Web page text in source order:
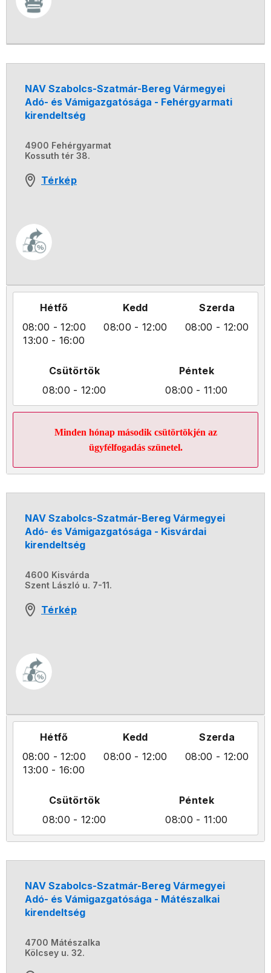
NAV Szabolcs-Szatmár-Bereg Vármegyei
Adó- és Vámigazgatósága - Fehérgyarmati
kirendeltség
4900 Fehérgyarmat
Kossuth tér 38.
Térkép
Hétfő
08:00 - 12:00
13:00 - 16:00
Kedd
08:00 - 12:00
Szerda
08:00 - 12:00
Csütörtök
08:00 - 12:00
Péntek
08:00 - 11:00
Minden hónap második csütörtökjén az
ügyfélfogadás szünetel.
NAV Szabolcs-Szatmár-Bereg Vármegyei
Adó- és Vámigazgatósága - Kisvárdai
kirendeltség
4600 Kisvárda
Szent László u. 7-11.
Térkép
Hétfő
08:00 - 12:00
13:00 - 16:00
Kedd
08:00 - 12:00
Szerda
08:00 - 12:00
Csütörtök
08:00 - 12:00
Péntek
08:00 - 11:00
NAV Szabolcs-Szatmár-Bereg Vármegyei
Adó- és Vámigazgatósága - Mátészalkai
kirendeltség
4700 Mátészalka
Kölcsey u. 32.